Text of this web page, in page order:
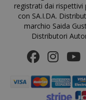
registrati dai
con SA.I.DA.
marchio Saida
Distributori